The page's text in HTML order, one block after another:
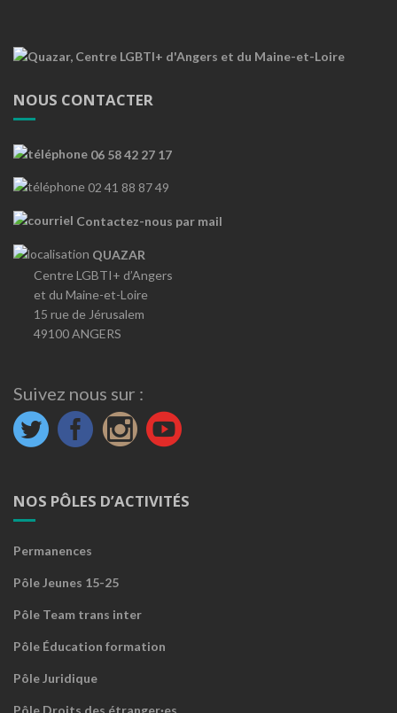
NOUS CONTACTER
06 58 42 27 17
02 41 88 87 49
Contactez-nous par mail
QUAZAR
Centre LGBTI+ d’Angers
et du Maine-et-Loire
15 rue de Jérusalem
49100 ANGERS
Suivez nous sur :
NOS PÔLES D’ACTIVITÉS
Permanences
Pôle Jeunes 15-25
Pôle Team trans inter
Pôle Éducation formation
Pôle Juridique